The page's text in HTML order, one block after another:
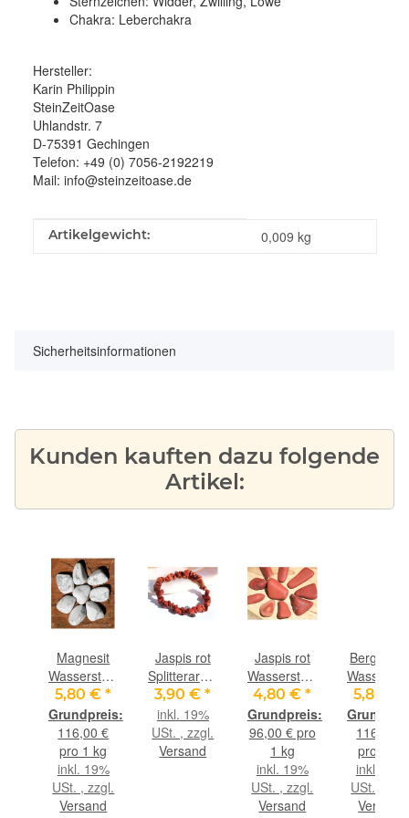
Chakra: Leberchakra
Hersteller:
Karin Philippin
SteinZeitOase
Uhlandstr. 7
D-75391 Gechingen
Telefon: +49 (0) 7056-2192219
Mail: info@steinzeitoase.de
Produkteigenschaft
Wert
Artikelgewicht: 0,009 kg
Sicherheitsinformationen
Kunden kauften dazu folgende
Artikel:
Magnesit
Wassersteine-
Sonderqualität
/
Trommelsteine
roh - ca. 50
g
5,80 €*
116,00 €
pro 1 kg
inkl. 19%
USt. , zzgl.
Versand
Jaspis rot
Splitterarmband
-
Sonderqualität
- ca. 5 - 10
mm - ca. 17
3,90 €*
inkl. 19%
USt. , zzgl.
Versand
Jaspis rot
Wassersteine-
Sonderqualität
/
Trommelsteine
roh - ca. 50
g (GKS)
4,80 €*
96,00 € pro
1 kg
inkl. 19%
USt. , zzgl.
Versand
roh - ca.
5,80 €
116,00 €
pro 1 kg
inkl. 19%
USt. ,
Versand